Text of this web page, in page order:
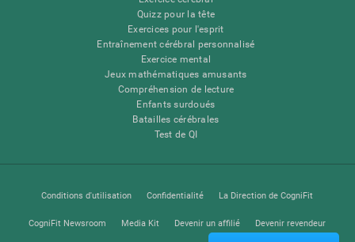
Quizz pour la tête
Exercices pour l'esprit
Entraînement cérébral personnalisé
Exercice mental
Jeux mathématiques amusants
Compréhension de lecture
Enfants surdoués
Batailles cérébrales
Test de QI
Conditions d'utilisation Confidentialité La Direction de CogniFit
CogniFit Newsroom Media Kit Devenir un affilié Devenir revendeur